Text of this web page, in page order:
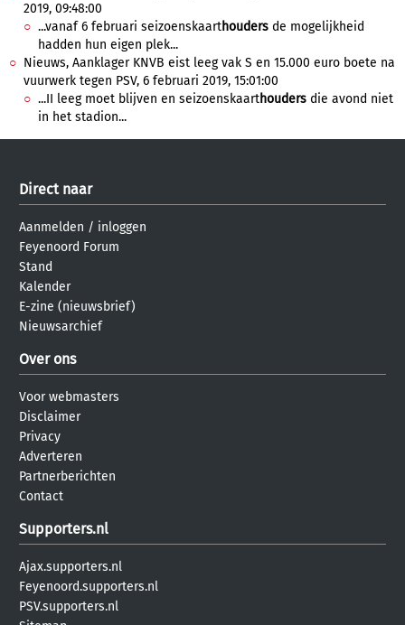
2019, 09:48:00
...vanaf 6 februari seizoenskaarthouders de mogelijkheid
hadden hun eigen plek...
Nieuws, Aanklager KNVB eist leeg vak S en 15.000 euro boete na
vuurwerk tegen PSV, 6 februari 2019, 15:01:00
...II leeg moet blijven en seizoenskaarthouders die avond niet
in het stadion...
Direct naar
Aanmelden / inloggen
Feyenoord Forum
Stand
Kalender
E-zine (nieuwsbrief)
Nieuwsarchief
Over ons
Voor webmasters
Disclaimer
Privacy
Adverteren
Partnerberichten
Contact
Supporters.nl
Ajax.supporters.nl
Feyenoord.supporters.nl
PSV.supporters.nl